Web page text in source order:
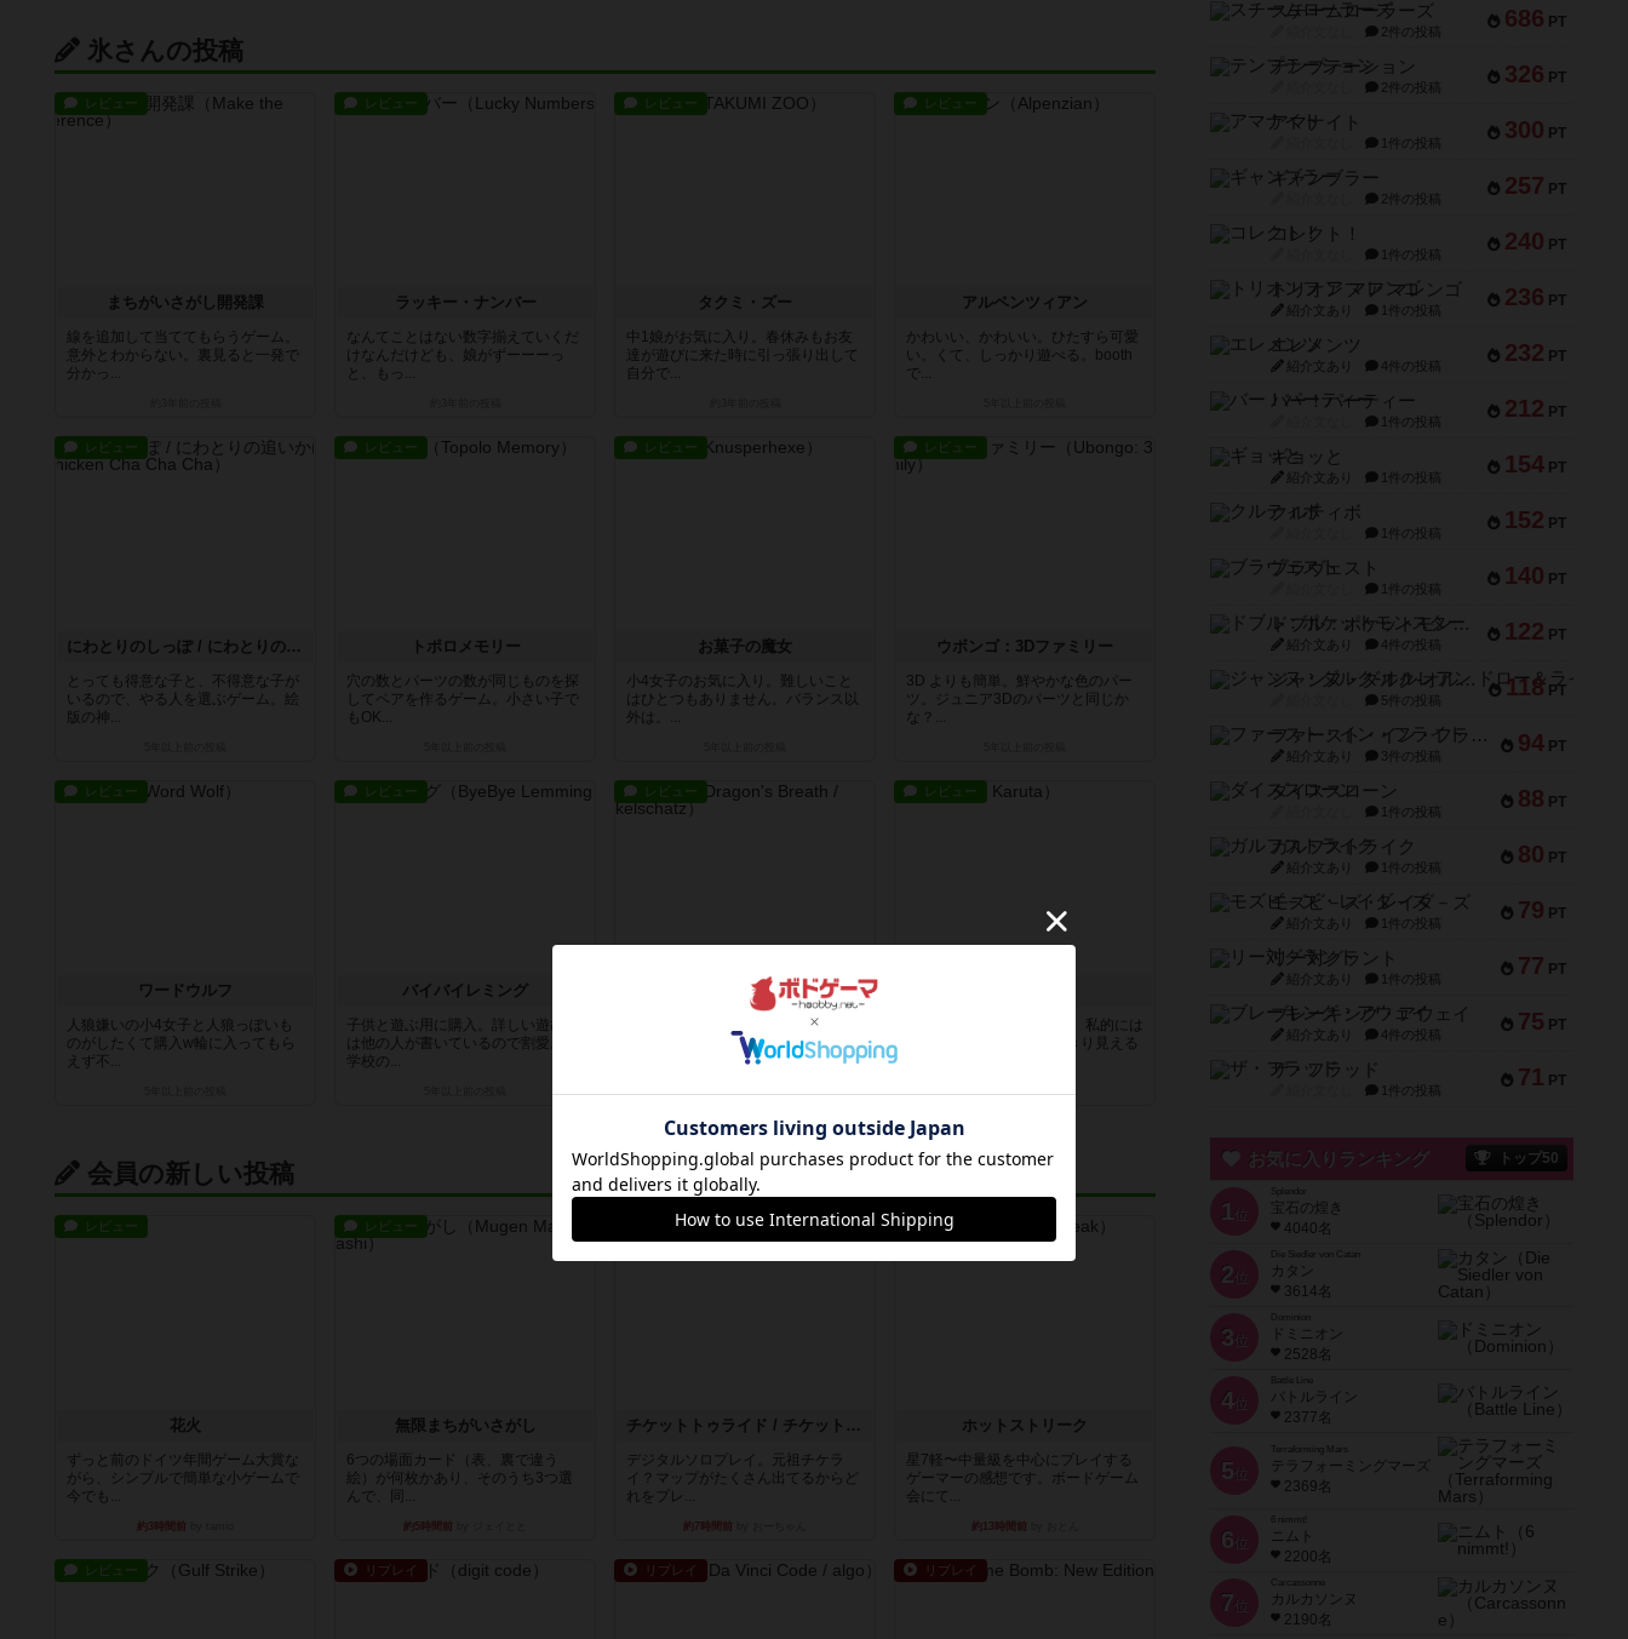
氷さんの投稿
レビュー
まちがいさがし開発課
線を追加して当ててもらうゲーム。
意外とわからない。裏見ると一発で
分かっ...
レビュー
ラッキー・ナンバー
なんてことはない数字揃えていくだ
けなんだけども、娘がずーーーっ
と、もっ...
レビュー
タクミ・ズー
中1娘がお気に入り。春休みもお友
達が遊びに来た時に引っ張り出して
自分で...
レビュー
アルペンツィアン
かわいい、かわいい。ひたすら可愛
い。くて、しっかり遊べる。booth
で...
レビュー
にわとりのしっぽ / にわとりの追いかけっこ
とっても得意な子と、不得意な子が
いるので、やる人を選ぶゲーム。絵
版の神...
レビュー
トポロメモリー
穴の数とパーツの数が同じものを探
してペアを作るゲーム。小さい子で
もOK...
レビュー
お菓子の魔女
小4女子のお気に入り。難しいこと
はひとつもありません。バランス以
外は。...
レビュー
ウボンゴ：3Dファミリー
3D よりも簡単。鮮やかな色のパー
ツ。ジュニア3Dのパーツと同じか
な？...
レビュー
ワードウルフ
人狼嫌いの小4女子と人狼っぽいも
のがしたくて購入w輪に入ってもら
えず不...
レビュー
バイバイレミング
子供と遊ぶ用に購入。詳しい遊び方
は他の人が書いているので割愛。小
学校の...
レビュー
きらめく財宝
宝石コンポーネントがキラキラ。氷
のリングもキラキラで、綺麗な物好
5年以上前の投稿
レビュー
PP袋に入っているけれど、私的には
外した方が色が濃くはっきり見える
5年以上前の投稿
会員の新しい投稿
レビュー
花火
ずっと前のドイツ年間ゲーム大賞な
がら、シンプルで簡単な小ゲームで
今でも...
約3時間前
レビュー
無限まちがいさがし
6つの場面カード（表、裏で違う
絵）が何枚かあり、そのうち3つ選
んで、同...
約5時間前
レビュー
チケットトゥライド / チケットトゥライドアメリカ
デジタルソロプレイ。元祖チケラ
イ？マップがたくさん出てるからど
れをプレ...
約7時間前
レビュー
ホットストリーク
星7軽〜中量級を中心にプレイする
ゲーマーの感想です。ボードゲーム
会にて...
約13時間前
レビュー リプレイ リプレイ リプレイ
686 PT
スチームローラーズ
2件の投稿
326 PT
テンプテーション
2件の投稿
300 PT
アマナイト
1件の投稿
257 PT
ギャンブラー
2件の投稿
240 PT
コレクト！
1件の投稿
236 PT
トリオンフ ア マレンゴ
紹介文あり 1件の投稿
232 PT
エレメンツ
紹介文あり 4件の投稿
212 PT
バー！パーティー
1件の投稿
154 PT
ギョッと
紹介文あり 1件の投稿
152 PT
クルティボ
1件の投稿
140 PT
ブラヴェスト
1件の投稿
122 PT
ドブル：ポケットモンスター
紹介文あり 4件の投稿
118 PT
ジャンヌ・ダルク-オルレアン ドロー＆ライト
5件の投稿
94 PT
ファースト・イン・フライト
紹介文あり 3件の投稿
88 PT
ダイススローン
1件の投稿
80 PT
ガルフストライク
紹介文あり 1件の投稿
79 PT
モズビ－ズ・レイダ－ズ
紹介文あり 1件の投稿
77 PT
リー対グラント
紹介文あり 1件の投稿
75 PT
ブレーキング・アウェイ
紹介文あり 4件の投稿
71 PT
ザ・フラッド
1件の投稿
お気に入りランキング トップ50
1 位
宝石の煌き
4040名
2 位
Die Siedler von Catan
カタン
3614名
3 位
ドミニオン
2528名
4位
Battle Line
バトルライン
2377名
5 位
Terraforming Mars
テラフォーミングマーズ
2369名
6 位
ニムト
2200名
7 位
Carcassonne
カルカソンヌ
2190名